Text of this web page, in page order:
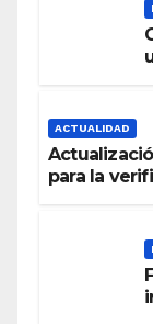
ACTUALIDAD
para la